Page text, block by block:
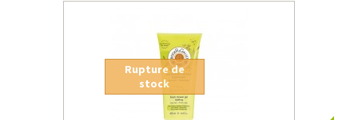
Rupture de
stock